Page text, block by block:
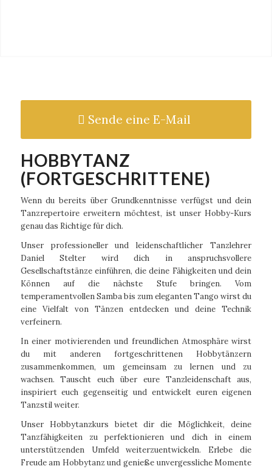
Sende eine E-Mail
HOBBYTANZ
(FORTGESCHRITTENE)
Wenn du bereits über Grundkenntnisse verfügst und dein
Tanzrepertoire erweitern möchtest, ist unser Hobby-Kurs
genau das Richtige für dich.
Unser professioneller und leidenschaftlicher Tanzlehrer
Daniel Stelter wird dich in anspruchsvollere
Gesellschaftstänze einführen, die deine Fähigkeiten und dein
Können auf die nächste Stufe bringen. Vom
temperamentvollen Samba bis zum eleganten Tango wirst du
eine Vielfalt von Tänzen entdecken und deine Technik
verfeinern.
In einer motivierenden und freundlichen Atmosphäre wirst
du mit anderen fortgeschrittenen Hobbytänzern
zusammenkommen, um gemeinsam zu lernen und zu
wachsen. Tauscht euch über eure Tanzleidenschaft aus,
inspiriert euch gegenseitig und entwickelt euren eigenen
Tanzstil weiter.
Unser Hobbytanzkurs bietet dir die Möglichkeit, deine
Tanzfähigkeiten zu perfektionieren und dich in einem
unterstützenden Umfeld weiterzuentwickeln. Erlebe die
Freude am Hobbytanz und genieße unvergessliche Momente